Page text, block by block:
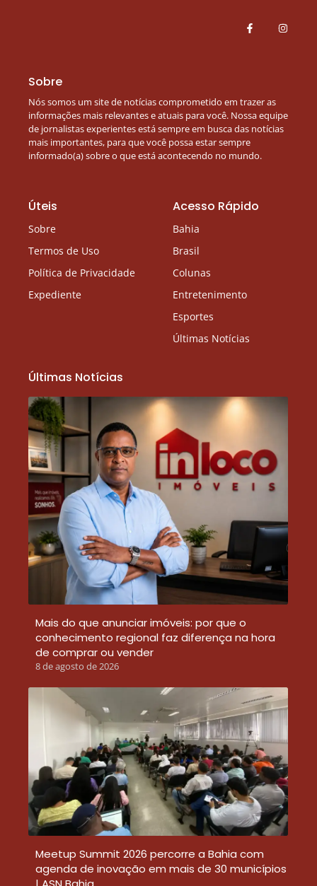
Sobre
Nós somos um site de notícias comprometido em trazer as
informações mais relevantes e atuais para você. Nossa equipe
de jornalistas experientes está sempre em busca das notícias
mais importantes, para que você possa estar sempre
informado(a) sobre o que está acontecendo no mundo.
Úteis
Sobre
Termos de Uso
Política de Privacidade
Expediente
Acesso Rápido
Bahia
Brasil
Colunas
Entretenimento
Esportes
Últimas Notícias
Últimas Notícias
Mais do que anunciar imóveis: por que o
conhecimento regional faz diferença na hora
de comprar ou vender
8 de agosto de 2026
Meetup Summit 2026 percorre a Bahia com
agenda de inovação em mais de 30 municípios